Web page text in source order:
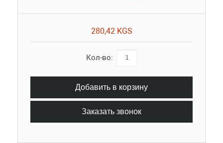
280,42 KGS
Кол-во:
Добавить в корзину
Заказать звонок